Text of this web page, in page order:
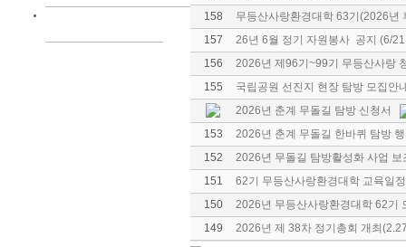
158
무등산사랑환경대학 63기(2026년
157
26년 6월 정기 자원봉사 공지 (6/
156
2026년 제96기~99기 무등산사랑
155
국립공원 선진지 현장 탐방 모집안
2026년 춘계 무돌길 탐방 신청서
153
2026년 춘계 무돌길 한바퀴 탐방
152
2026년 무돌길 탐방활성화 사업 보
151
62기 무등산사랑환경대학 교육일
150
2026년 무등산사랑환경대학 62기
149
2026년 제 38차 정기총회 개최